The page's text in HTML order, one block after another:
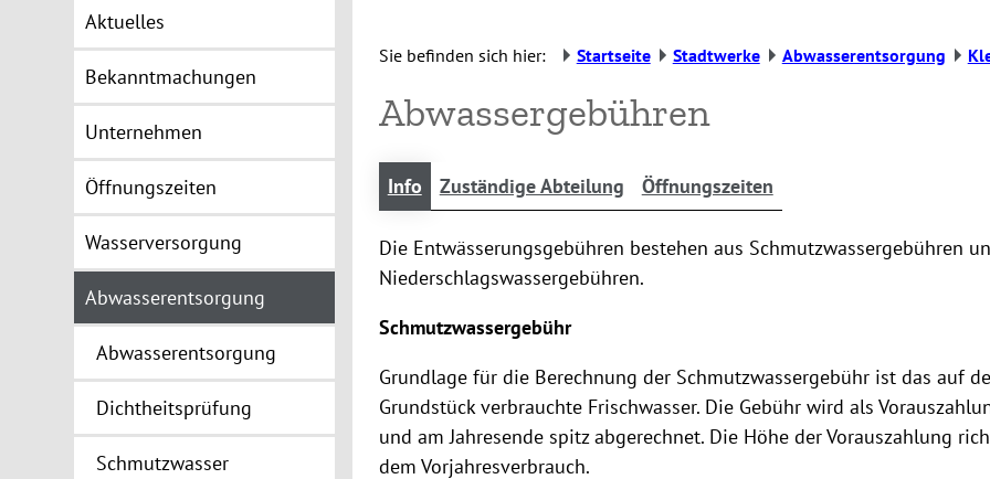
Aktuelles
Bekanntmachungen
Unternehmen
Öffnungszeiten
Wasserversorgung
Abwasserentsorgung
Abwasserentsorgung
Dichtheitsprüfung
Schmutzwasser
Sie befinden sich hier: Startseite Stadtwerke Abwasserentsorgung
Abwassergebühren
Info Zuständige Abteilung Öffnungszeiten
Die Entwässerungsgebühren bestehen aus Schmutzwassergebühren
Niederschlagswassergebühren.
Schmutzwassergebühr
Grundlage für die Berechnung der Schmutzwassergebühr ist das auf
Grundstück verbrauchte Frischwasser. Die Gebühr wird als
und am Jahresende spitz abgerechnet. Die Höhe der Vorauszahlung
dem Vorjahresverbrauch.